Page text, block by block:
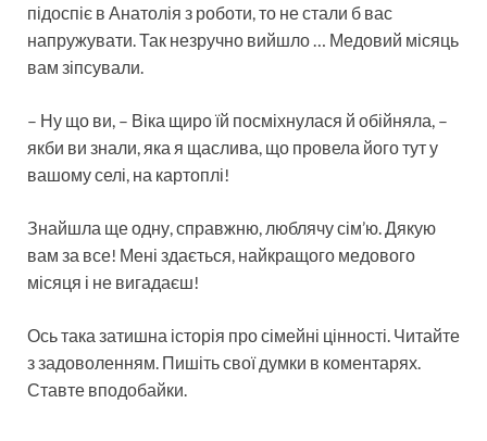
підоспіє в Анатолія з роботи, то не стали б вас
напружувати. Так незручно вийшло … Медовий місяць
вам зіпсували.
– Ну що ви, – Віка щиро їй посміхнулася й обійняла, –
якби ви знали, яка я щаслива, що провела його тут у
вашому селі, на картоплі!
Знайшла ще одну, справжню, люблячу сім’ю. Дякую
вам за все! Мені здається, найкращого медового
місяця і не вигадаєш!
Ось така затишна історія про сімейні цінності. Читайте
з задоволенням. Пишіть свої думки в коментарях.
Ставте вподобайки.